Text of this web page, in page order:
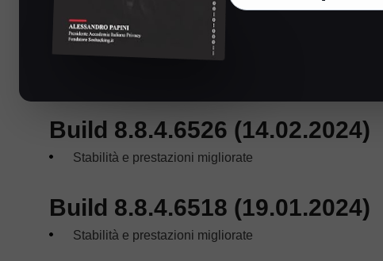
Aggiunta di nuovi account direttamente da siti web e
Migliorato l’autofill per i siti web
Build 8.8.4.6526 (14.02.2024)
Stabilità e prestazioni migliorate
Build 8.8.4.6518 (19.01.2024)
Stabilità e prestazioni migliorate